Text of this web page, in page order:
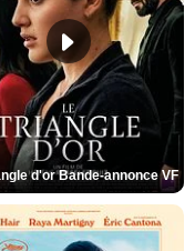
d'or Bande-annonce VF